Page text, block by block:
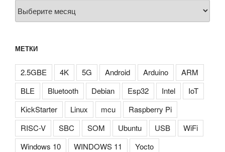
МЕТКИ
2.5GBE 4K 5G Android Arduino
ARM
BLE
Bluetooth Debian Esp32 Intel
IoT
KickStarter
Linux mcu
Raspberry Pi
RISC-V
SBC SOM Ubuntu USB
WiFi
Windows 10
WINDOWS 11
Yocto